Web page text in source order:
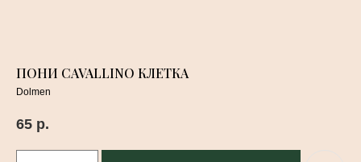
ПОНИ CAVALLINO КЛЕТКА
Dolmen
65 р.